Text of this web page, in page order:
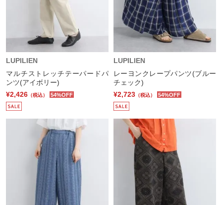
LUPILIEN
マルチストレッチテーパードパ
ンツ(アイボリー)
¥2,426 （税込） 54%OFF
LUPILIEN
レーヨンクレープパンツ(ブルー
チェック)
¥2,723 （税込） 54%OFF